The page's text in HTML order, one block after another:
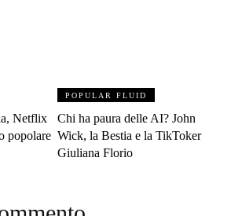
Netflix
popolare
POPULAR FLUID
Chi ha paura delle AI? John
Wick, la Bestia e la TikToker
Giuliana Florio